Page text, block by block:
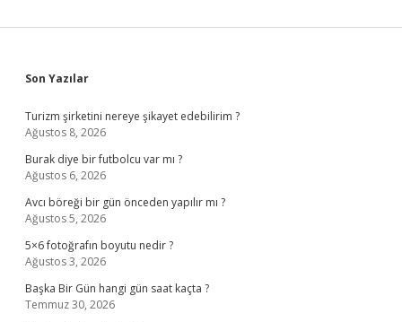
Sidebar
Son Yazılar
Turizm şirketini nereye şikayet edebilirim ?
Ağustos 8, 2026
Burak diye bir futbolcu var mı ?
Ağustos 6, 2026
Avcı böreği bir gün önceden yapılır mı ?
Ağustos 5, 2026
5×6 fotoğrafın boyutu nedir ?
Ağustos 3, 2026
Başka Bir Gün hangi gün saat kaçta ?
Temmuz 30, 2026